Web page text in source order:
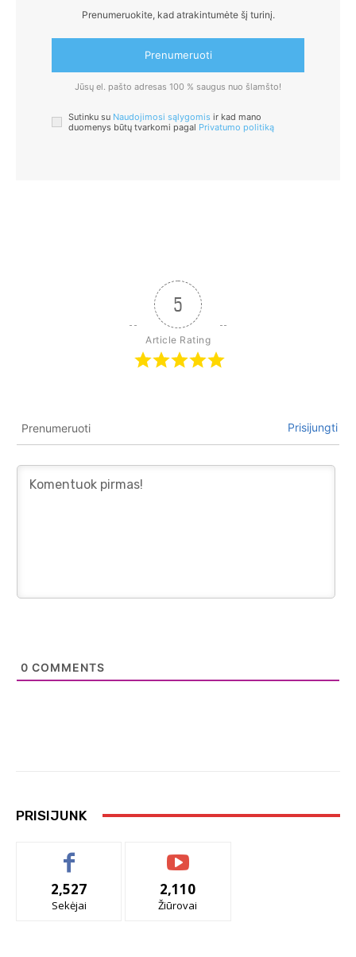
Prenumeruokite, kad atrakintumėte šį turinį.
Prenumeruoti
Jūsų el. pašto adresas 100 % saugus nuo šlamšto!
Sutinku su Naudojimosi sąlygomis ir kad mano
duomenys būtų tvarkomi pagal Privatumo politiką
5
Article Rating
Prenumeruoti Prisijungti
0 COMMENTS
PRISIJUNK
2,527
Sekėjai
2,110
Žiūrovai